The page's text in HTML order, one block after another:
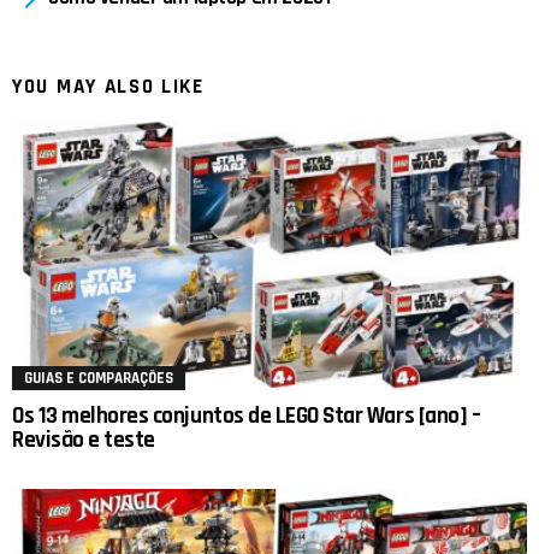
YOU MAY ALSO LIKE
GUIAS E COMPARAÇÕES
Os 13 melhores conjuntos de LEGO Star Wars [ano] –
Revisão e teste